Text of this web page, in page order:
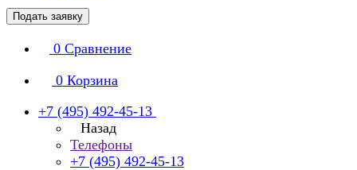
Подать заявку
0 Сравнение
0 Корзина
+7 (495) 492-45-13
Назад
Телефоны
+7 (495) 492-45-13